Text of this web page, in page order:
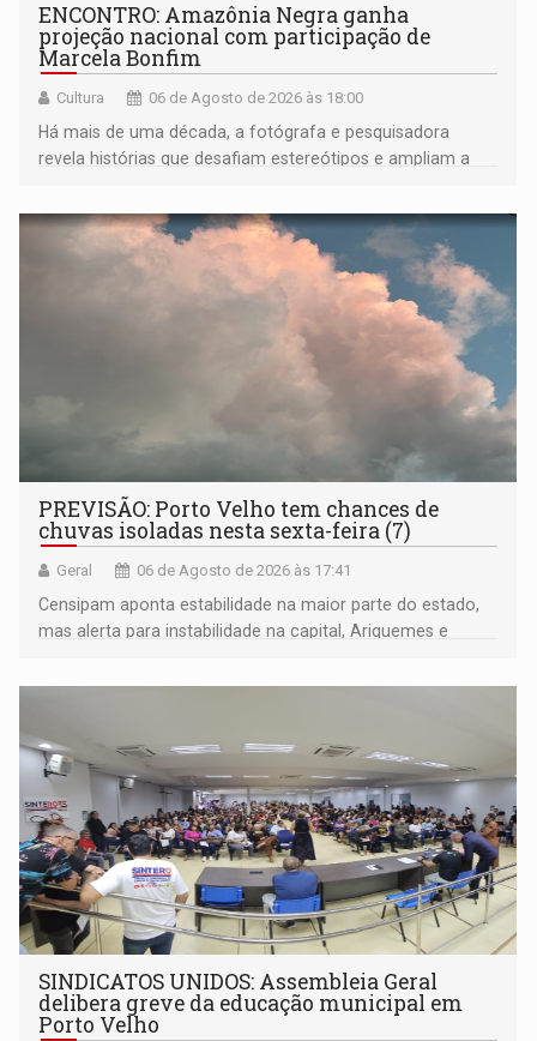
ENCONTRO: Amazônia Negra ganha
projeção nacional com participação de
Marcela Bonfim
Cultura 06 de Agosto de 2026 às 18:00
Há mais de uma década, a fotógrafa e pesquisadora
revela histórias que desafiam estereótipos e ampliam a
negras
PREVISÃO: Porto Velho tem chances de
chuvas isoladas nesta sexta-feira (7)
Geral 06 de Agosto de 2026 às 17:41
Censipam aponta estabilidade na maior parte do estado,
mas alerta para instabilidade na capital, Ariquemes e
SINDICATOS UNIDOS: Assembleia Geral
delibera greve da educação municipal em
Porto Velho